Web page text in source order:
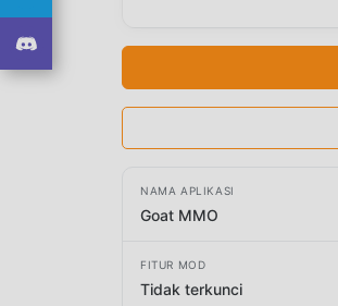
NAMA APLIKASI
Goat MMO
FITUR MOD
Tidak terkunci